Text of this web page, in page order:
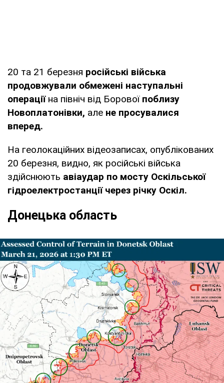
20 та 21 березня російські війська
продовжували обмежені наступальні
операції на північ від Борової поблизу
Новоплатонівки, але не просувалися
вперед.
На геолокаційних відеозаписах, опублікованих
20 березня, видно, як російські війська
здійснюють авіаудар по мосту Оскільської
гідроелектростанції через річку Оскіл.
Донецька область